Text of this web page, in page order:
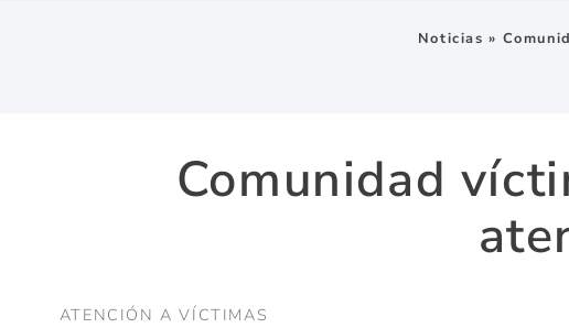
Noticias »
Comunidad
ATENCIÓN A VÍCTIMAS